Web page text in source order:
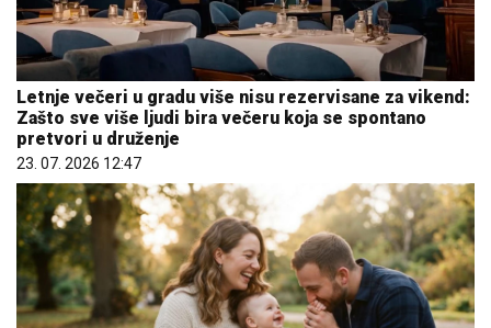
Letnje večeri u gradu više nisu rezervisane za vikend:
Zašto sve više ljudi bira večeru koja se spontano
pretvori u druženje
23. 07. 2026 12:47